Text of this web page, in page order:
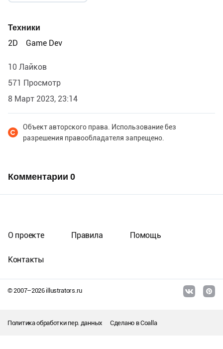
Техники
2D
Game Dev
10 Лайков
571 Просмотр
8 Март 2023, 23:14
Объект авторского права. Использование без
разрешения правообладателя запрещено.
Комментарии 0
© 2007–2026illustrators.ru
О проекте Правила Помощь
Контакты
Политика обработки пер. данных Сделано вCoalla